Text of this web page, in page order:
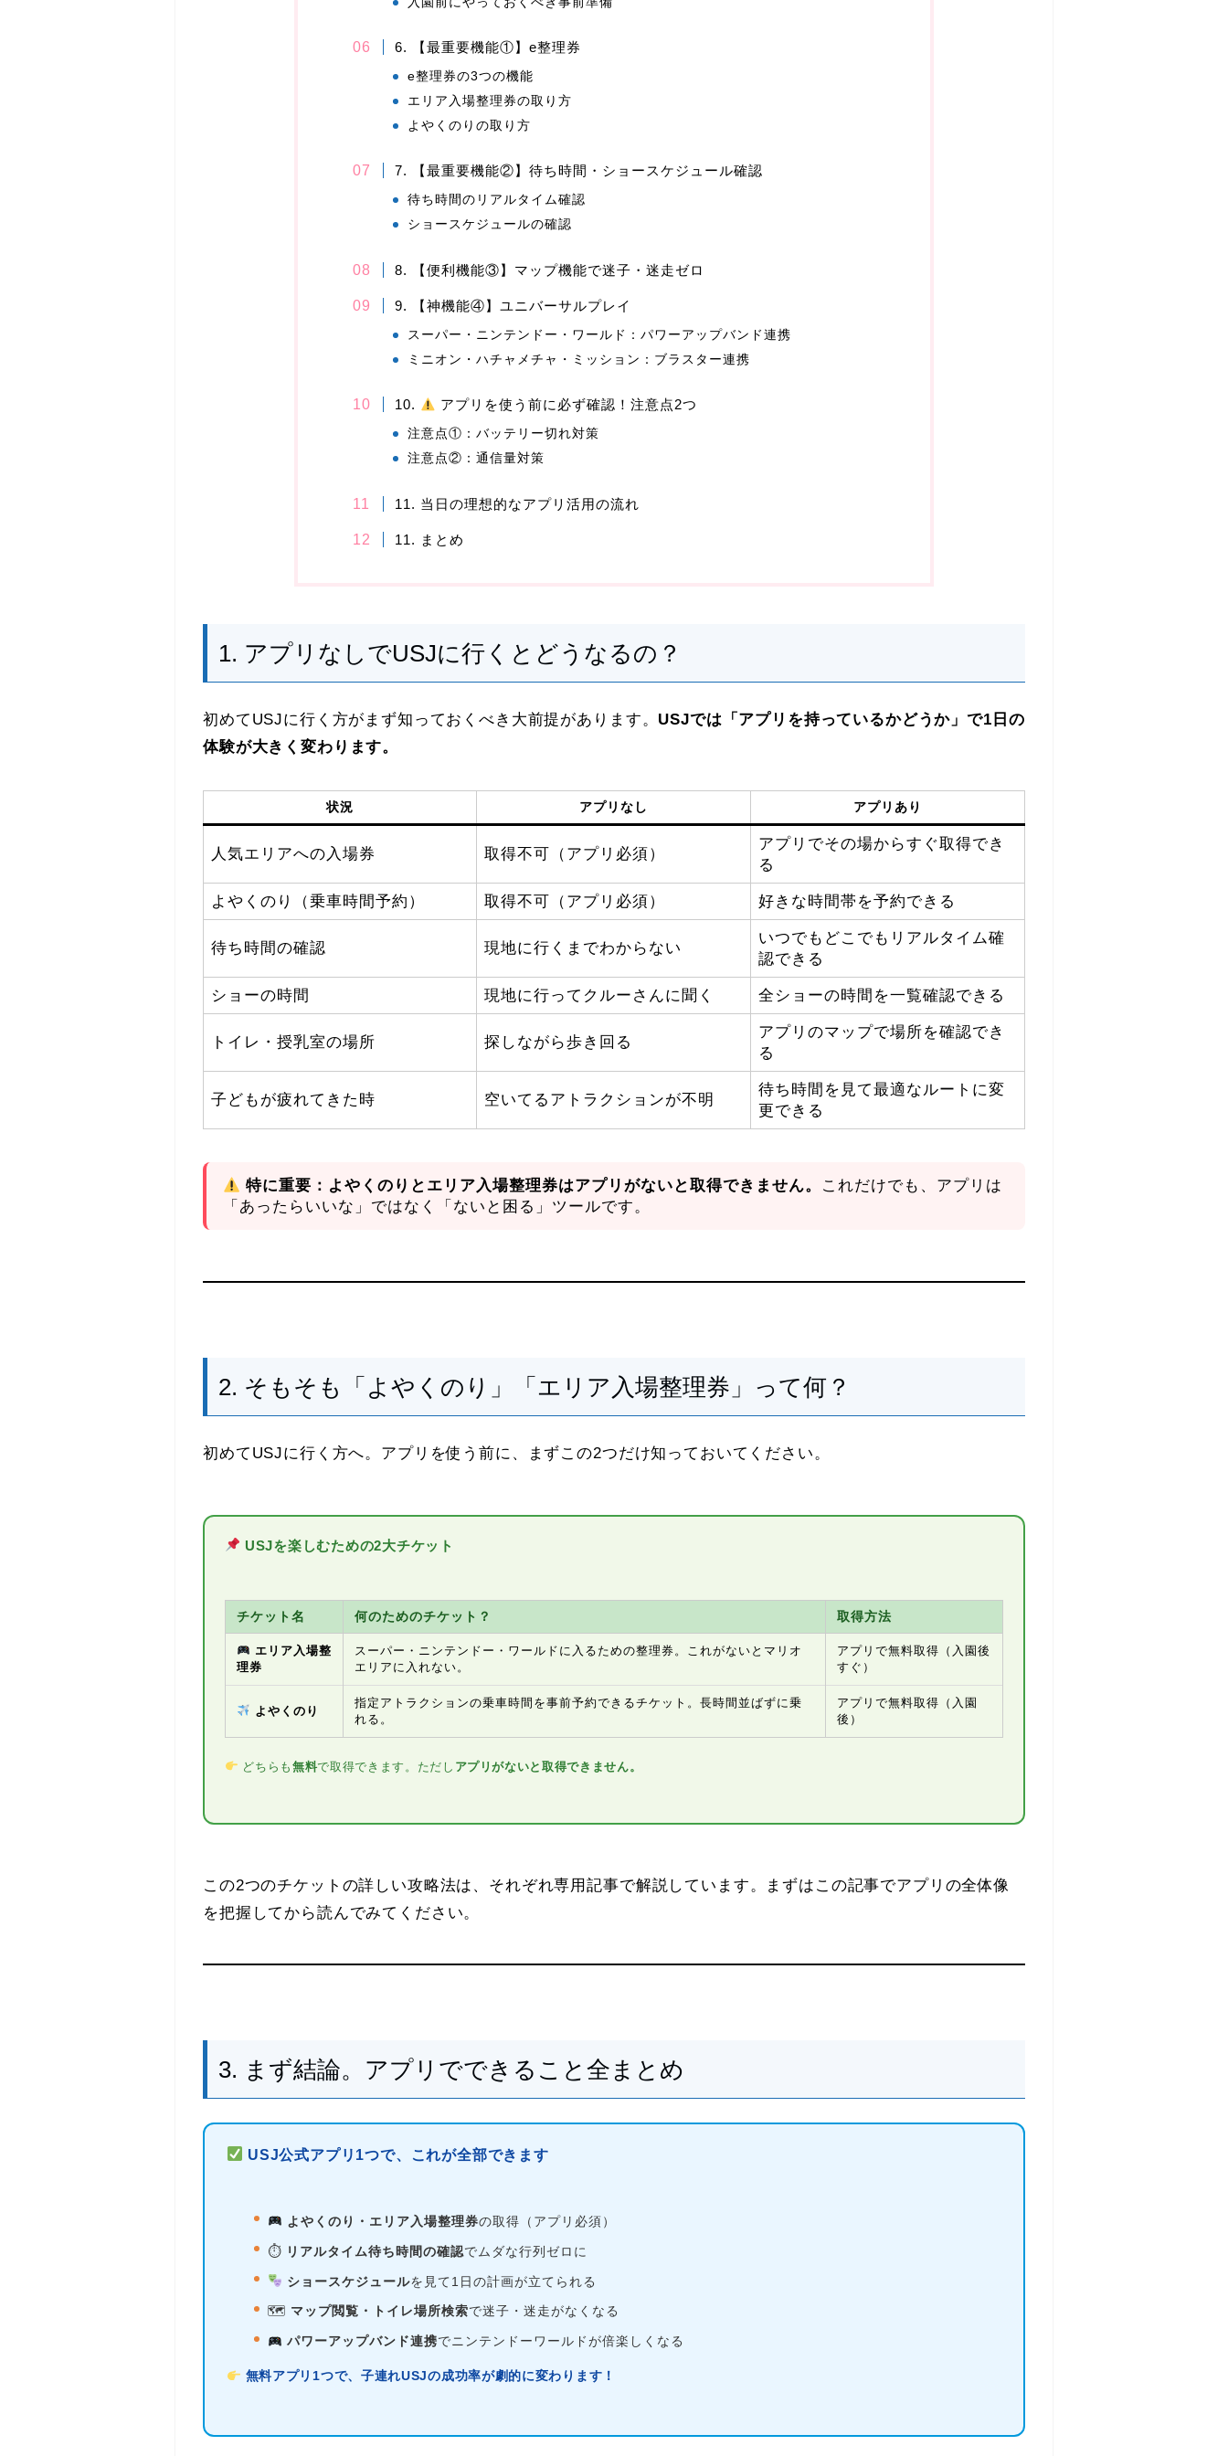
6. 【最重要機能①】e整理券
e整理券の3つの機能
エリア入場整理券の取り方
よやくのりの取り方
7. 【最重要機能②】待ち時間・ショースケジュール確認
待ち時間のリアルタイム確認
ショースケジュールの確認
8. 【便利機能③】マップ機能で迷子・迷走ゼロ
9. 【神機能④】ユニバーサルプレイ
スーパー・ニンテンドー・ワールド：パワーアップバンド連携
ミニオン・ハチャメチャ・ミッション：ブラスター連携
10. アプリを使う前に必ず確認！注意点2つ
注意点①：バッテリー切れ対策
注意点②：通信量対策
11. 当日の理想的なアプリ活用の流れ
11. まとめ
1. アプリなしでUSJに行くとどうなるの？
初めてUSJに行く方がまず知っておくべき大前提があります。 USJでは「アプリを持っているかどうか」で1日の
体験が大きく変わります。
状況 アプリなし アプリあり
人気エリアへの入場券 取得不可（アプリ必須）
アプリでその場からすぐ取得でき
る
よやくのり（乗車時間予約） 取得不可（アプリ必須） 好きな時間帯を予約できる
待ち時間の確認 現地に行くまでわからない
いつでもどこでもリアルタイム確
認できる
ショーの時間 現地に行ってクルーさんに聞く 全ショーの時間を一覧確認できる
トイレ・授乳室の場所 探しながら歩き回る
アプリのマップで場所を確認でき
る
子どもが疲れてきた時 空いてるアトラクションが不明
待ち時間を見て最適なルートに変
更できる
特に重要：よやくのりとエリア入場整理券はアプリがないと取得できません。 これだけでも、アプリは
「あったらいいな」ではなく「ないと困る」ツールです。
2. そもそも「よやくのり」「エリア入場整理券」って何？
初めてUSJに行く方へ。アプリを使う前に、まずこの2つだけ知っておいてください。
USJを楽しむための2大チケット
チケット名 何のためのチケット？ 取得方法
エリア入場整
理券
スーパー・ニンテンドー・ワールドに入るための整理券。これがないとマリオ
エリアに入れない。
アプリで無料取得（入園後
すぐ）
よやくのり
指定アトラクションの乗車時間を事前予約できるチケット。長時間並ばずに乗
れる。
アプリで無料取得（入園
後）
どちらも無料で取得できます。ただし アプリがないと取得できません。
この2つのチケットの詳しい攻略法は、それぞれ専用記事で解説しています。まずはこの記事でアプリの全体像
を把握してから読んでみてください。
3. まず結論。アプリでできること全まとめ
USJ公式アプリ1つで、これが全部できます
よやくのり・エリア入場整理券の取得（アプリ必須）
⏱ リアルタイム待ち時間の確認でムダな行列ゼロに
ショースケジュールを見て1日の計画が立てられる
🗺 マップ閲覧・トイレ場所検索で迷子・迷走がなくなる
パワーアップバンド連携でニンテンドーワールドが倍楽しくなる
無料アプリ1つで、子連れUSJの成功率が劇的に変わります！